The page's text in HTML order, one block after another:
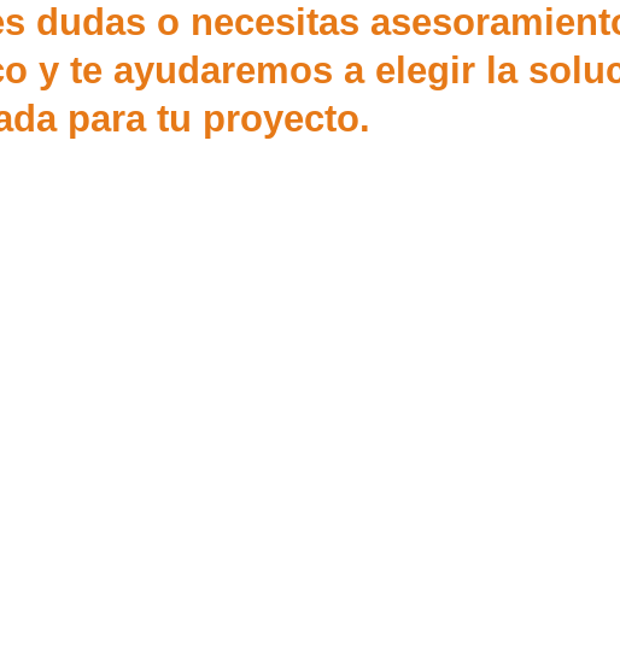
dudas o necesitas
y te ayudaremos a elegir la
para tu proyecto.